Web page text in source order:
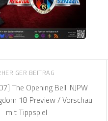
BEITRAG
The Opening Bell: NJPW
18 Preview / Vorschau
mit Tippspiel